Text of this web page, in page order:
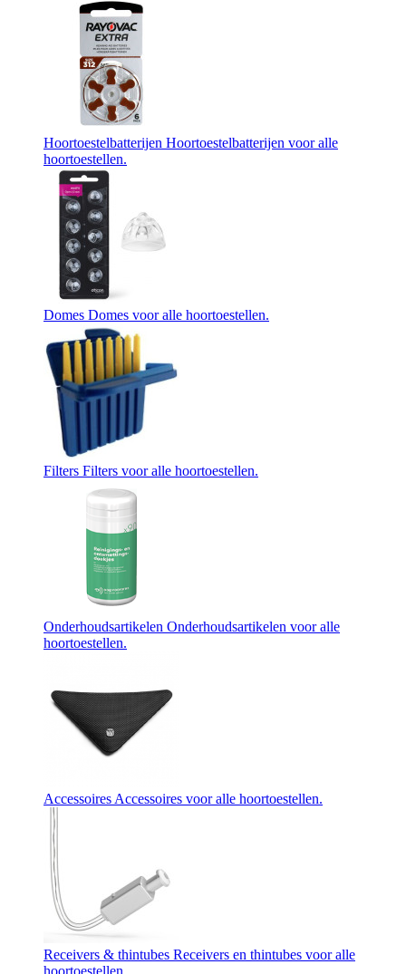
Hoortoestelbatterijen Hoortoestelbatterijen voor alle
hoortoestellen.
Domes Domes voor alle hoortoestellen.
Filters Filters voor alle hoortoestellen.
Onderhoudsartikelen Onderhoudsartikelen voor alle
hoortoestellen.
Accessoires Accessoires voor alle hoortoestellen.
Receivers & thintubes Receivers en thintubes voor alle
hoortoestellen.